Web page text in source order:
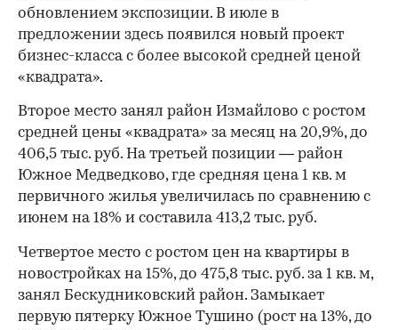
обновлением экспозиции. В июле в
предложении здесь появился новый проект
бизнес-класса с более высокой средней ценой
«квадрата».
Второе место занял район Измайлово с ростом
средней цены «квадрата» за месяц на 20,9%, до
406,5 тыс. руб. На третьей позиции — район
Южное Медведково, где средняя цена 1 кв. м
первичного жилья увеличилась по сравнению с
июнем на 18% и составила 413,2 тыс. руб.
Четвертое место с ростом цен на квартиры в
новостройках на 15%, до 475,8 тыс. руб. за 1 кв. м,
занял Бескудниковский район. Замыкает
первую пятерку Южное Тушино (рост на 13%, до